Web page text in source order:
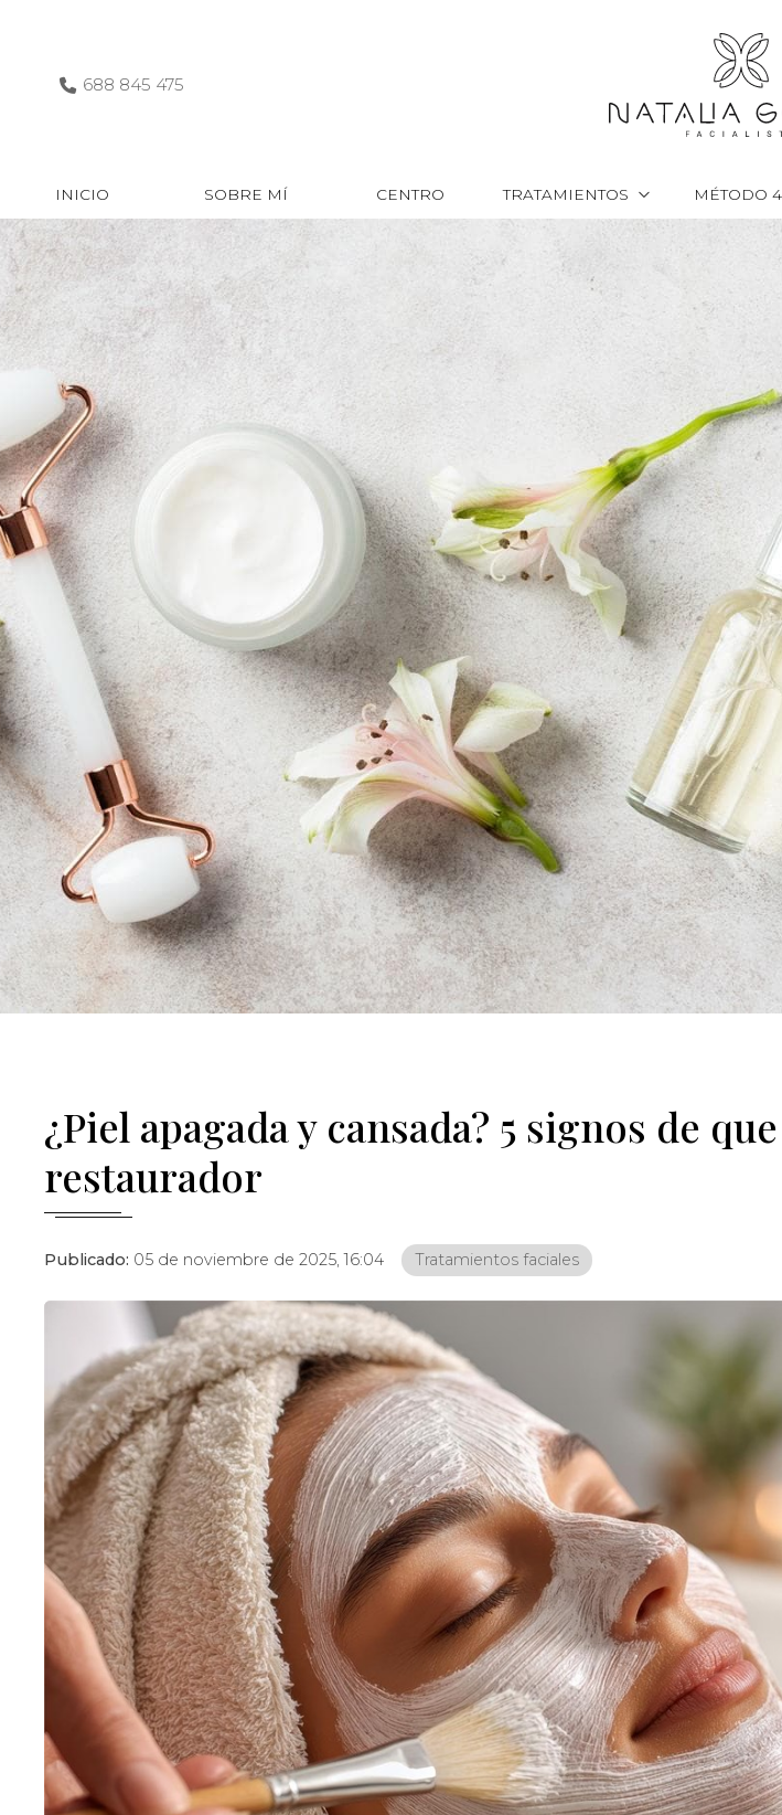
688 845 475
INICIO SOBRE MÍ CENTRO TRATAMIENTOS MÉTODO
¿Piel apagada y cansada? 5 signos de
restaurador
Publicado: 05 de noviembre de 2025, 16:04 Tratamientos faciales